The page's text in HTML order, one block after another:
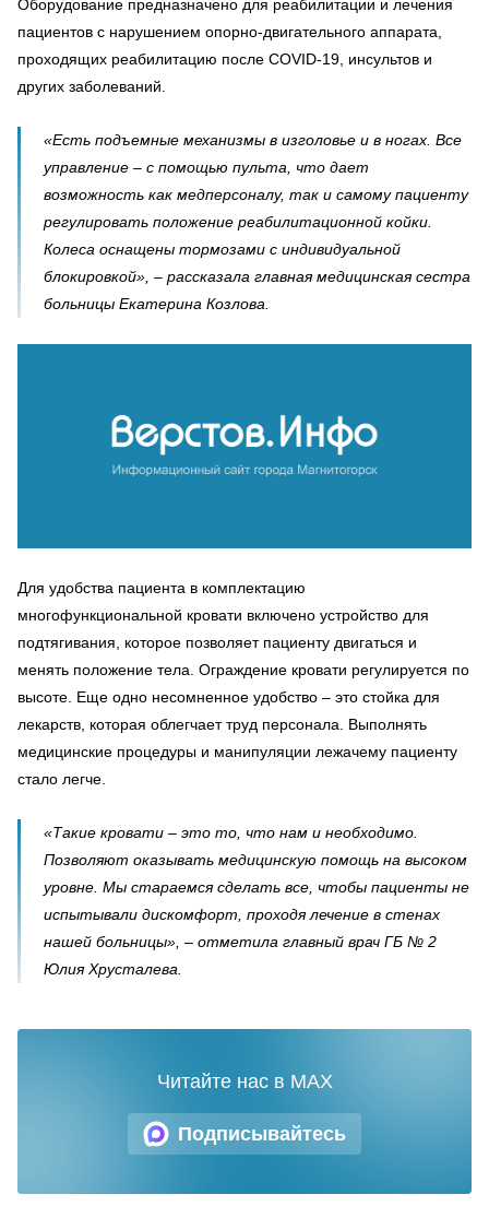
Оборудование предназначено для реабилитации и лечения
пациентов с нарушением опорно-двигательного аппарата,
проходящих реабилитацию после COVID-19, инсультов и
других заболеваний.
«Есть подъемные механизмы в изголовье и в ногах. Все
управление – с помощью пульта, что дает
возможность как медперсоналу, так и самому пациенту
регулировать положение реабилитационной койки.
Колеса оснащены тормозами с индивидуальной
блокировкой», – рассказала главная медицинская сестра
больницы Екатерина Козлова.
Для удобства пациента в комплектацию
многофункциональной кровати включено устройство для
подтягивания, которое позволяет пациенту двигаться и
менять положение тела. Ограждение кровати регулируется по
высоте. Еще одно несомненное удобство – это стойка для
лекарств, которая облегчает труд персонала. Выполнять
медицинские процедуры и манипуляции лежачему пациенту
стало легче.
«Такие кровати – это то, что нам и необходимо.
Позволяют оказывать медицинскую помощь на высоком
уровне. Мы стараемся сделать все, чтобы пациенты не
испытывали дискомфорт, проходя лечение в стенах
нашей больницы», – отметила главный врач ГБ № 2
Юлия Хрусталева.
Подписывайтесь
Читайте нас в MAX